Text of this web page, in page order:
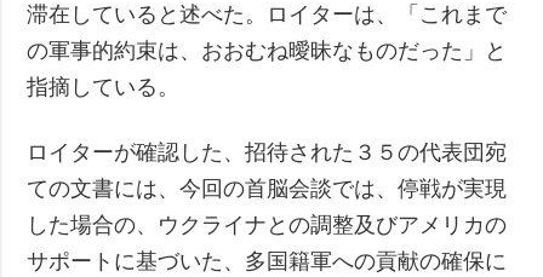
滞在していると述べた。ロイターは、「これまで
の軍事的約束は、おおむね曖昧なものだった」と
指摘している。
ロイターが確認した、招待された３５の代表団宛
ての文書には、今回の首脳会談では、停戦が実現
した場合の、ウクライナとの調整及びアメリカの
サポートに基づいた、多国籍軍への貢献の確保に